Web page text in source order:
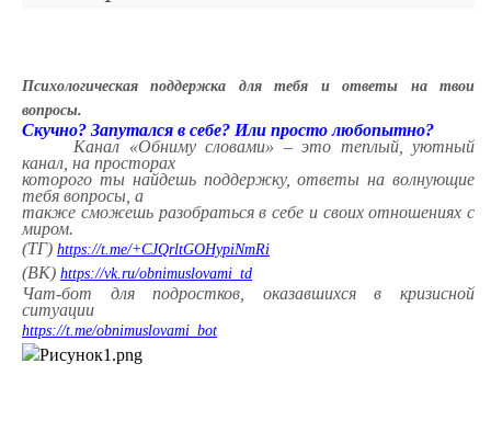
Психологическая поддержка для тебя и ответы на твои
вопросы.
Скучно? Запутался в себе? Или просто любопытно?
Канал «Обниму словами» – это теплый, уютный
канал, на просторах
которого ты найдешь поддержку, ответы на волнующие
тебя вопросы, а
также сможешь разобраться в себе и своих отношениях с
миром.
(ТГ) https://t.me/+CJQrltGOHypiNmRi
(ВК) https://vk.ru/obnimuslovami_td
Чат-бот для подростков, оказавшихся в кризисной
ситуации
https://t.me/obnimuslovami_bot